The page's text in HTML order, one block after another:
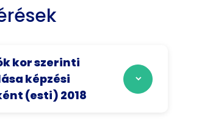
kor szerinti
képzési
(esti) 2018